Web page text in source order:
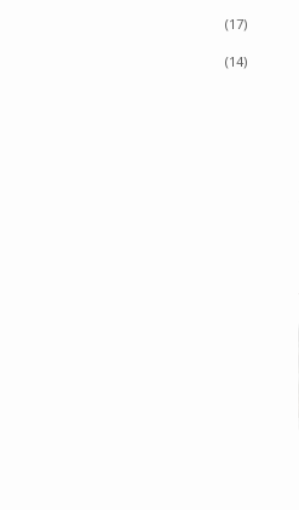
17
14